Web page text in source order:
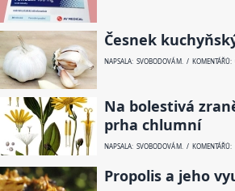
Česnek
NAPSALA: SVOBODOVÁ M. / KOMENTÁŘŮ:
Na bolestivá
prha chlumní
NAPSALA: SVOBODOVÁ M. / KOMENTÁŘŮ:
Propolis a jeho